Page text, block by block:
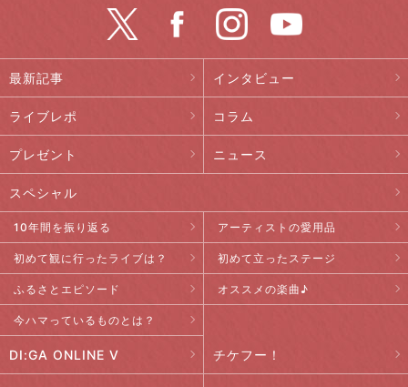
最新記事 インタビュー
ライブレポ コラム
プレゼント ニュース
スペシャル
10年間を振り返る アーティストの愛用品
初めて観に行ったライブは？ 初めて立ったステージ
ふるさとエピソード オススメの楽曲♪
今ハマっているものとは？
DI:GA ONLINE V チケフー！